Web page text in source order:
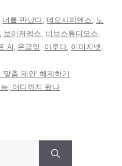
너를 만났다, 네오사피엔스, 노
, 보이저엑스, 비브스튜디오스,
AI, 온글잎 , 이루다, 이미지넷 ,
춤 제안’ 해제하기
, 어디까지 왔나